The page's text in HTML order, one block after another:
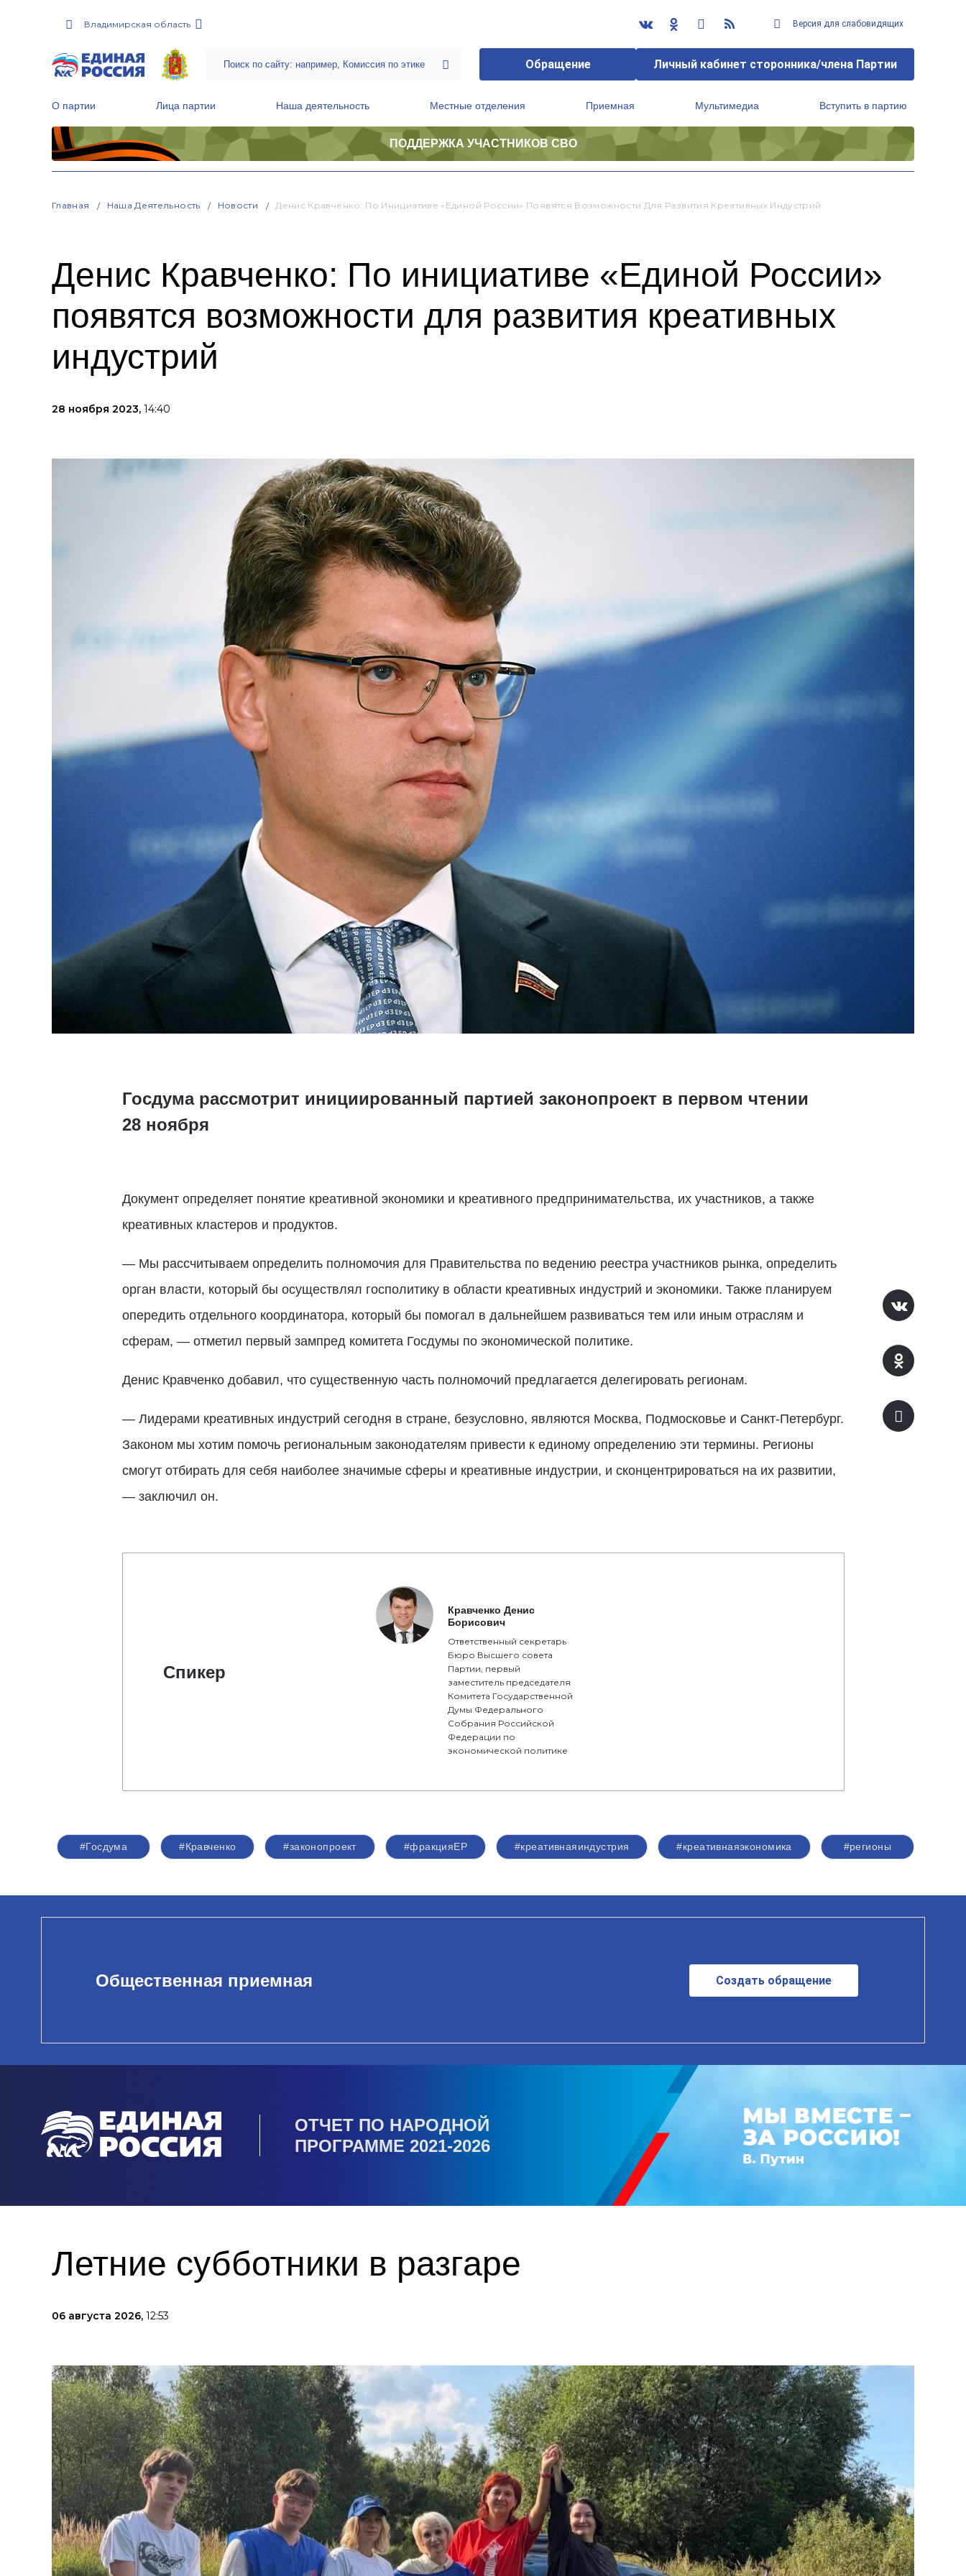
Владимирская область Версия для слабовидящих
Обращение Личный кабинет сторонника/члена Партии
О партии Лица партии Наша деятельность Местные отделения Приемная Мультимедиа Вступить в партию
ПОДДЕРЖКА УЧАСТНИКОВ СВО
Главная Наша Деятельность Новости Денис Кравченко: По Инициативе «Единой России» Появятся Возможности Для Развития Креативных Индустрий
Денис Кравченко: По инициативе «Единой России»
появятся возможности для развития креативных
индустрий
28 ноября 2023, 14:40
Госдума рассмотрит инициированный партией законопроект в первом чтении
28 ноября
Документ определяет понятие креативной экономики и креативного предпринимательства, их участников, а также
креативных кластеров и продуктов.
— Мы рассчитываем определить полномочия для Правительства по ведению реестра участников рынка, определить
орган власти, который бы осуществлял госполитику в области креативных индустрий и экономики. Также планируем
опередить отдельного координатора, который бы помогал в дальнейшем развиваться тем или иным отраслям и
сферам, — отметил первый зампред комитета Госдумы по экономической политике.
Денис Кравченко добавил, что существенную часть полномочий предлагается делегировать регионам.
— Лидерами креативных индустрий сегодня в стране, безусловно, являются Москва, Подмосковье и Санкт-Петербург.
Законом мы хотим помочь региональным законодателям привести к единому определению эти термины. Регионы
смогут отбирать для себя наиболее значимые сферы и креативные индустрии, и сконцентрироваться на их развитии,
— заключил он.
Спикер
Кравченко Денис
Борисович
Ответственный секретарь
Бюро Высшего совета
Партии, первый
заместитель председателя
Комитета Государственной
Думы Федерального
Собрания Российской
Федерации по
экономической политике
#Госдума #Кравченко #законопроект #фракцияЕР #креативнаяиндустрия #креативнаяэкономика #регионы
Общественная приемная Создать обращение
ОТЧЕТ ПО НАРОДНОЙ
ПРОГРАММЕ 2021-2026
Летние субботники в разгаре
06 августа 2026, 12:53